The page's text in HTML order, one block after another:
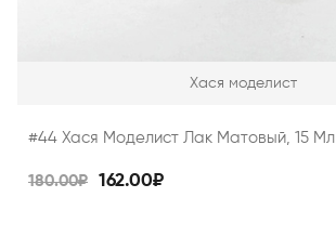
Хася моделист
#44 Хася Моделист Лак Матовый, 15 Мл
180.00₽ 162.00₽